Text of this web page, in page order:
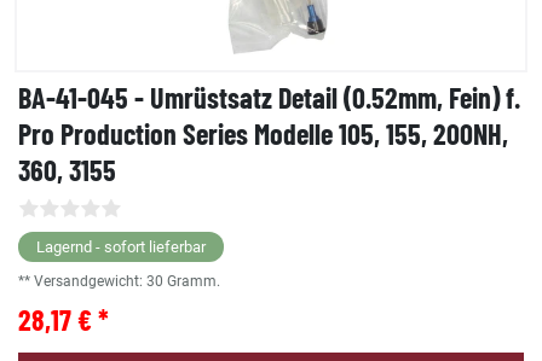
BA-41-045 - Umrüstsatz Detail (0.52mm, Fein) f.
Pro Production Series Modelle 105, 155, 200NH,
360, 3155
Lagernd - sofort lieferbar
** Versandgewicht: 30 Gramm.
28,17 € *